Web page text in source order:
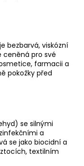
bezbarvá, viskózní
ceněná pro své
farmacii a
pokožky před
se silnými
a
se jako biocidní a
textilním